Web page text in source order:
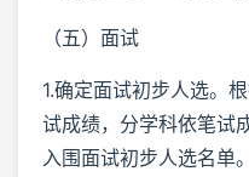
（五）面试
1.确定面试初步人选。
试成绩，分学科依笔试
入围面试初步人选名单